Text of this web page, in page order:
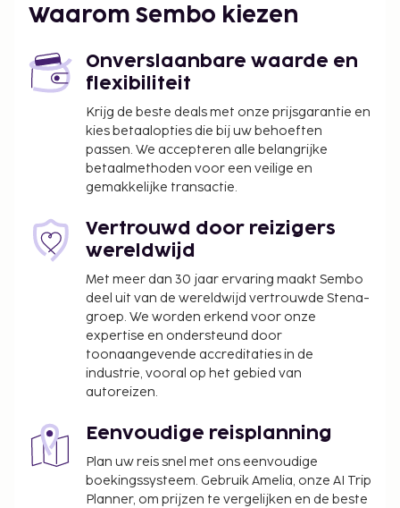
Waarom Sembo kiezen
Onverslaanbare waarde en
flexibiliteit
Krijg de beste deals met onze prijsgarantie en
kies betaalopties die bij uw behoeften
passen. We accepteren alle belangrijke
betaalmethoden voor een veilige en
gemakkelijke transactie.
Vertrouwd door reizigers
wereldwijd
Met meer dan 30 jaar ervaring maakt Sembo
deel uit van de wereldwijd vertrouwde Stena-
groep. We worden erkend voor onze
expertise en ondersteund door
toonaangevende accreditaties in de
industrie, vooral op het gebied van
autoreizen.
Eenvoudige reisplanning
Plan uw reis snel met ons eenvoudige
boekingssysteem. Gebruik Amelia, onze AI Trip
Planner, om prijzen te vergelijken en de beste